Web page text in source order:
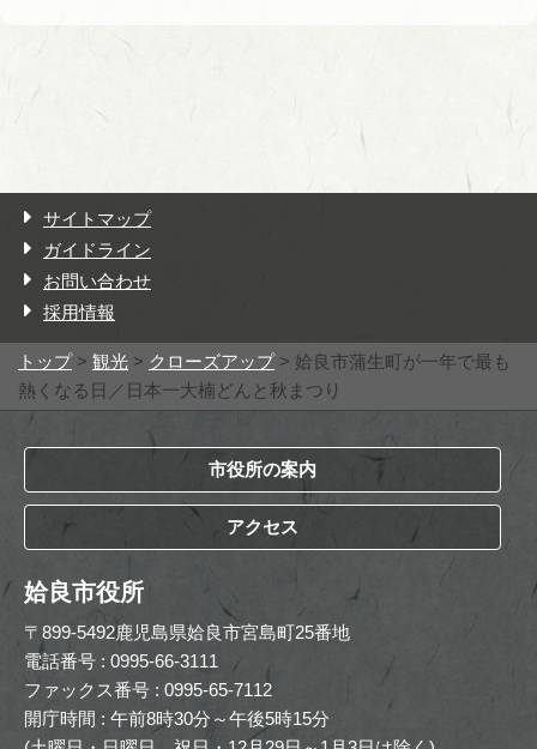
サイトマップ
ガイドライン
お問い合わせ
採用情報
トップ> 観光 > クローズアップ> 姶良市蒲生町が一年で最も
熱くなる日／日本一大楠どんと秋まつり
市役所の案内
アクセス
姶良市役所
〒899-5492鹿児島県姶良市宮島町25番地
電話番号 : 0995-66-3111
ファックス番号 : 0995-65-7112
開庁時間 : 午前8時30分～午後5時15分